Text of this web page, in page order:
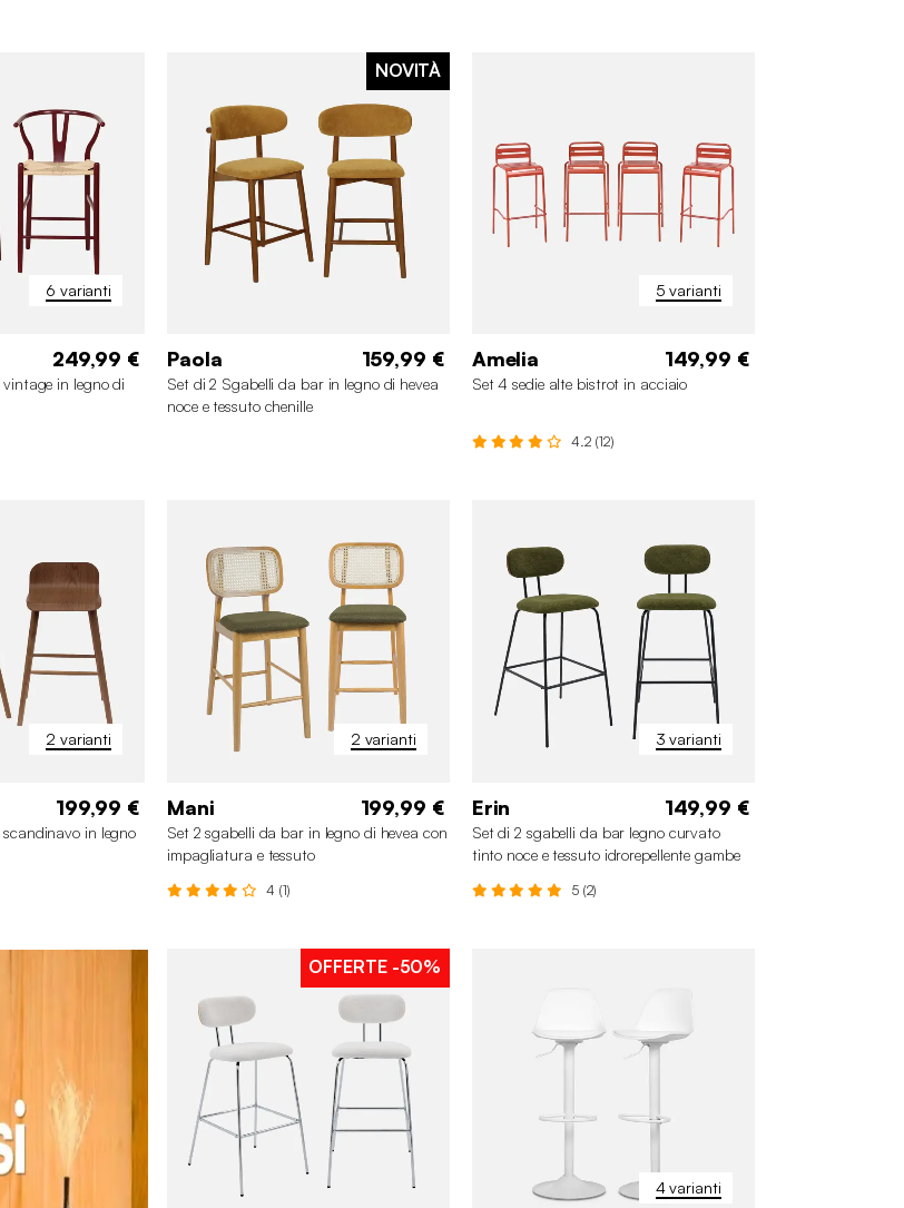
+1
6 varianti
249,99 €
in legno di
NOVITÀ
Paola 159,99 €
Set di 2 Sgabelli da bar in legno di hevea
noce e tessuto chenille
5 varianti
Amelia 149,99 €
Set 4 sedie alte bistrot in acciaio
4.2 (12)
2 varianti
199,99 €
in legno
2 varianti
Mani 199,99 €
Set 2 sgabelli da bar in legno di hevea con
impagliatura e tessuto
4 (1)
3 varianti
Erin 149,99 €
Set di 2 sgabelli da bar legno curvato
tinto noce e tessuto idrorepellente gambe
5 (2)
OFFERTE-50%
4 varianti